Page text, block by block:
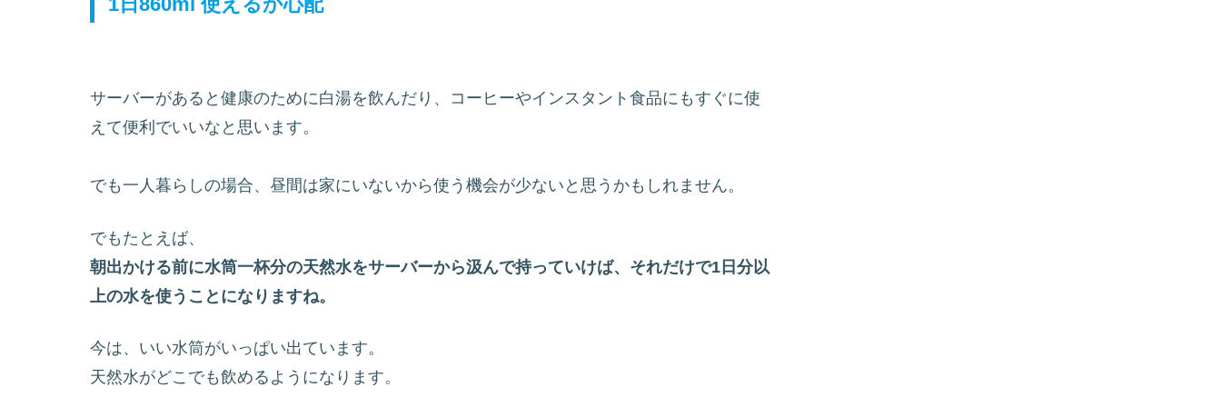
サーバーがあると健康のために白湯を飲んだり、コーヒーやインスタント食品にもすぐに使
えて便利でいいなと思います。
でも一人暮らしの場合、昼間は家にいないから使う機会が少ないと思うかもしれません。
でもたとえば、
朝出かける前に水筒一杯分の天然水をサーバーから汲んで持っていけば、それだけで1日分以
上の水を使うことになりますね。
今は、いい水筒がいっぱい出ています。
天然水がどこでも飲めるようになります。